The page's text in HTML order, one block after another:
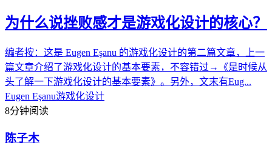
为什么说挫败感才是游戏化设计的核心？
编者按：这是 Eugen Eşanu 的游戏化设计的第二篇文章，上一
篇文章介绍了游戏化设计的基本要素，不容错过→《是时候从
头了解一下游戏化设计的基本要素》。另外，文末有Eug...
Eugen Eşanu游戏化设计
8分钟阅读
陈子木